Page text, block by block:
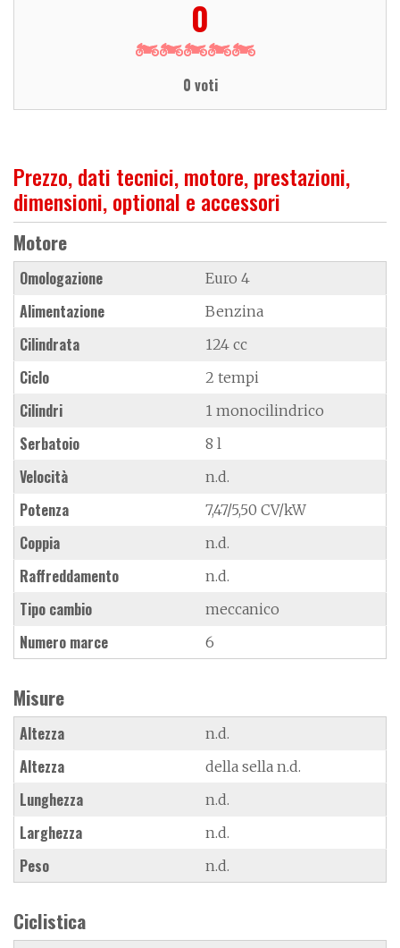
0
0 voti
Prezzo, dati tecnici, motore, prestazioni,
dimensioni, optional e accessori
Motore
Omologazione Euro 4
Alimentazione Benzina
Cilindrata 124 cc
Ciclo 2 tempi
Cilindri 1 monocilindrico
Serbatoio 8 l
Velocità n.d.
Potenza 7,47/5,50 CV/kW
Coppia n.d.
Raffreddamento n.d.
Tipo cambio meccanico
Numero marce 6
Misure
Altezza n.d.
Altezza della sella n.d.
Lunghezza n.d.
Larghezza n.d.
Peso n.d.
Ciclistica